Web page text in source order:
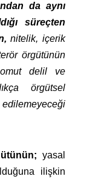
da aynı
süreçten
nitelik, içerik
örgütünün
delil ve
örgütsel
yasal
ilişkin